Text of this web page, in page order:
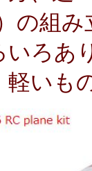
の組み
いろあ
軽いも